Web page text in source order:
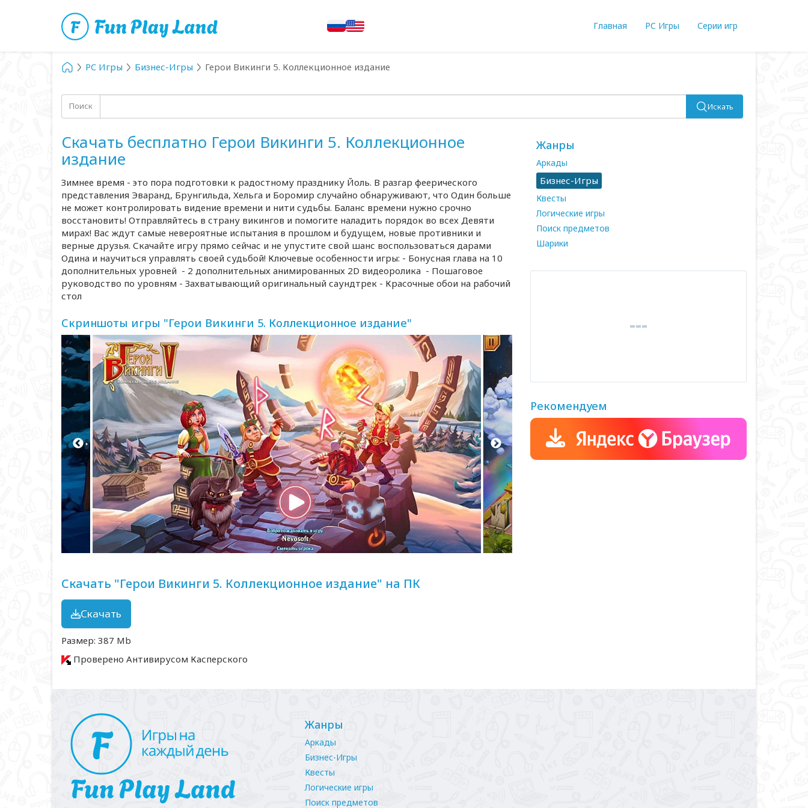
Главная PC Игры Серии игр
PC Игры Бизнес-Игры Герои Викинги 5. Коллекционное издание
Поиск Искать
Скачать бесплатно Герои Викинги 5. Коллекционное
издание
Зимнее время - это пора подготовки к радостному празднику Йоль. В разгар феерического
представления Эваранд, Брунгильда, Хельга и Боромир случайно обнаруживают, что Один больше
не может контролировать видение времени и нити судьбы. Баланс времени нужно срочно
восстановить! Отправляйтесь в страну викингов и помогите наладить порядок во всех Девяти
мирах! Вас ждут самые невероятные испытания в прошлом и будущем, новые противники и
верные друзья. Скачайте игру прямо сейчас и не упустите свой шанс воспользоваться дарами
Одина и научиться управлять своей судьбой! Ключевые особенности игры: - Бонусная глава на 10
дополнительных уровней - 2 дополнительных анимированных 2D видеоролика - Пошаговое
руководство по уровням - Захватывающий оригинальный саундтрек - Красочные обои на рабочий
стол
Скриншоты игры "Герои Викинги 5. Коллекционное издание"
Скачать "Герои Викинги 5. Коллекционное издание" на ПК
Скачать
Размер: 387 Mb
Проверено Антивирусом Касперского
Жанры
Аркады
Бизнес-Игры
Квесты
Логические игры
Поиск предметов
Шарики
Рекомендуем
Жанры
Аркады
Бизнес-Игры
Квесты
Логические игры
Поиск предметов